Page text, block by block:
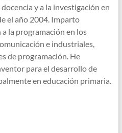
y a la investigación en
el año 2004. Imparto
la programación en los
e industriales,
de programación. He
para el desarrollo de
en educación primaria.